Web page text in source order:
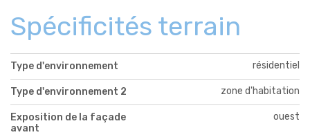
Spécificités terrain
Type d'environnement résidentiel
Type d'environnement 2 zone d'habitation
Exposition de la façade
avant
ouest